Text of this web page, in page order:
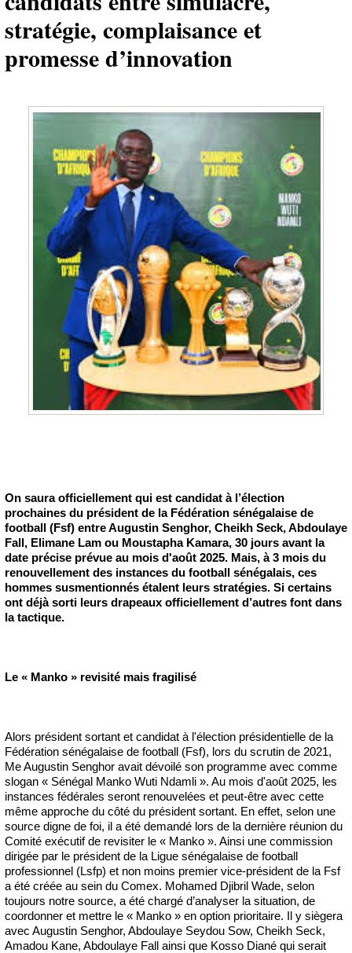
stratégie, complaisance et
promesse d’innovation
On saura officiellement qui est candidat à l’élection
prochaines du président de la Fédération sénégalaise de
football (Fsf) entre Augustin Senghor, Cheikh Seck, Abdoulaye
Fall, Elimane Lam ou Moustapha Kamara, 30 jours avant la
date précise prévue au mois d'août 2025. Mais, à 3 mois du
renouvellement des instances du football sénégalais, ces
hommes susmentionnés étalent leurs stratégies. Si certains
ont déjà sorti leurs drapeaux officiellement d’autres font dans
la tactique.
Le « Manko » revisité mais fragilisé
Alors président sortant et candidat à l'élection présidentielle de la
Fédération sénégalaise de football (Fsf), lors du scrutin de 2021,
Me Augustin Senghor avait dévoilé son programme avec comme
slogan « Sénégal Manko Wuti Ndamli ». Au mois d'août 2025, les
instances fédérales seront renouvelées et peut-être avec cette
même approche du côté du président sortant. En effet, selon une
source digne de foi, il a été demandé lors de la dernière réunion du
Comité exécutif de revisiter le « Manko ». Ainsi une commission
dirigée par le président de la Ligue sénégalaise de football
professionnel (Lsfp) et non moins premier vice-président de la Fsf
a été créée au sein du Comex. Mohamed Djibril Wade, selon
toujours notre source, a été chargé d’analyser la situation, de
coordonner et mettre le « Manko » en option prioritaire. Il y siègera
avec Augustin Senghor, Abdoulaye Seydou Sow, Cheikh Seck,
Amadou Kane, Abdoulaye Fall ainsi que Kosso Diané qui serait